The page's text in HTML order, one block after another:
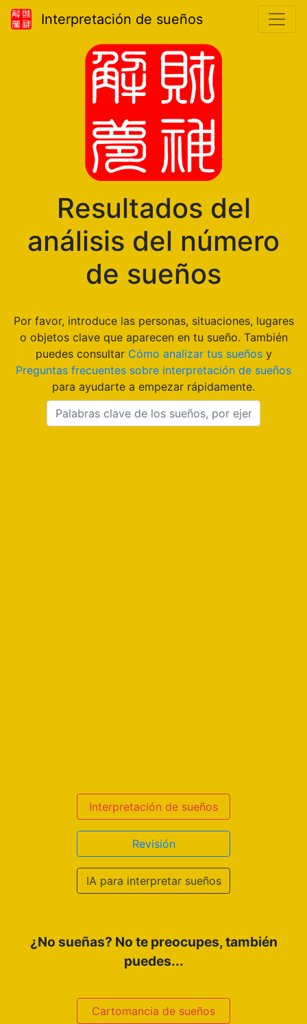
Interpretación de sueños
Resultados del
análisis del número
de sueños
Por favor, introduce las personas, situaciones, lugares
o objetos clave que aparecen en tu sueño. También
puedes consultar Cómo analizar tus sueñosy
Preguntas frecuentes sobre interpretación de sueños
para ayudarte a empezar rápidamente.
Interpretación de sueños
Revisión
IA para interpretar sueños
¿No sueñas? No te preocupes, también
puedes...
Cartomancia de sueños